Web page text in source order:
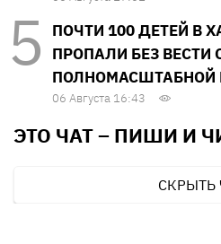
ПОЧТИ 100 ДЕТЕЙ В
ПРОПАЛИ БЕЗ ВЕСТИ
ПОЛНОМАСШТАБНОЙ
06 Августа 16:43
ЭТО ЧАТ – ПИШИ И
СКРЫТЬ